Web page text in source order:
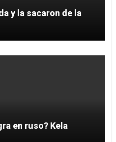
y la sacaron de la
ruso? Kela